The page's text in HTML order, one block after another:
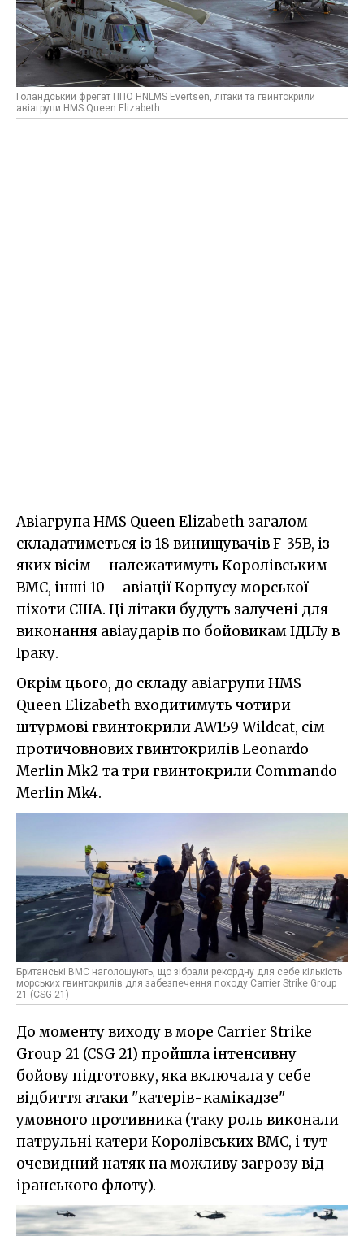
Голандський фрегат ППО HNLMS Evertsen, літаки та гвинтокрили
авіагрупи HMS Queen Elizabeth
Авіагрупа HMS Queen Elizabeth загалом
складатиметься із 18 винищувачів F-35B, із
яких вісім – належатимуть Королівським
ВМС, інші 10 – авіації Корпусу морської
піхоти США. Ці літаки будуть залучені для
виконання авіаударів по бойовикам ІДІЛу в
Іраку.
Окрім цього, до складу авіагрупи HMS
Queen Elizabeth входитимуть чотири
штурмові гвинтокрили AW159 Wildcat, сім
протичовнових гвинтокрилів Leonardo
Merlin Mk2 та три гвинтокрили Commando
Merlin Mk4.
Британські ВМС наголошують, що зібрали рекордну для себе кількість
морських гвинтокрилів для забезпечення походу Carrier Strike Group
21 (CSG 21)
До моменту виходу в море Carrier Strike
Group 21 (CSG 21) пройшла інтенсивну
бойову підготовку, яка включала у себе
відбиття атаки "катерів-камікадзе"
умовного противника (таку роль виконали
патрульні катери Королівських ВМС, і тут
очевидний натяк на можливу загрозу від
іранського флоту).